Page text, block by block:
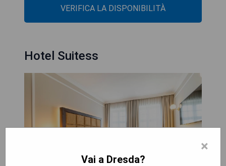
VERIFICA LA DISPONIBILITÀ
Hotel Suitess
×
Vai a Dresda?